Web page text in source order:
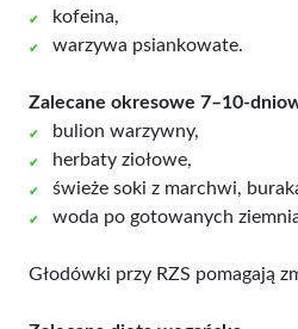
kofeina,
warzywa psiankowate.
Zalecane okresowe 7–10-
bulion warzywny,
herbaty ziołowe,
świeże soki z marchwi,
woda po gotowanych
Głodówki przy RZS pomagają